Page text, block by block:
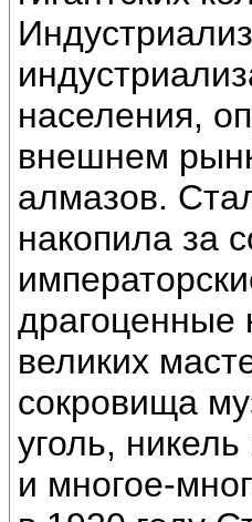
населения,
внешнем
алмазов.
накопила за
драгоценные
великих
сокровища
уголь,
и многое-